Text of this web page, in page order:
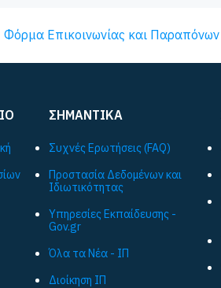
Φόρμα Επικοινωνίας και Παραπόνων
ΣΗΜΑΝΤΙΚΑ
Συχνές Ερωτήσεις (FAQ)
Προστασία Δεδομένων και
Ιδιωτικότητας
Υπηρεσίες Εκπαίδευσης -
Gov.gr
Όλα τα Νέα - ΙΠ
Διοίκηση ΙΠ